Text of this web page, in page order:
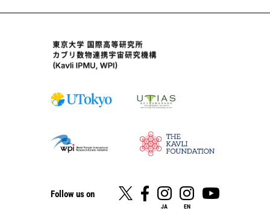
Follow us on
JA EN